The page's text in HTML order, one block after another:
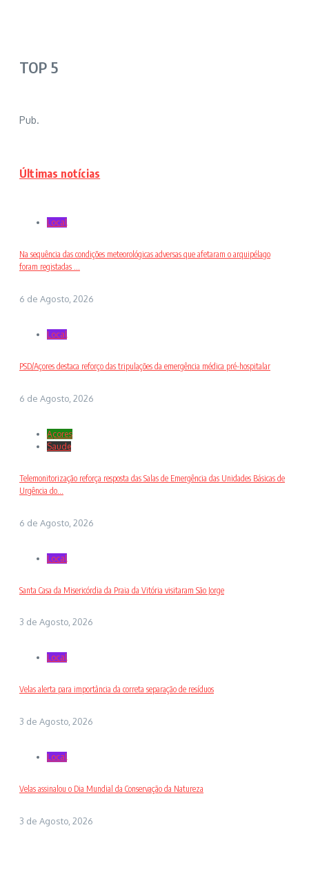
TOP 5
Pub.
Últimas notícias
Local
Na sequência das condições meteorológicas adversas que afetaram o arquipélago
foram registadas ...
6 de Agosto, 2026
Local
PSD/Açores destaca reforço das tripulações da emergência médica pré-hospitalar
6 de Agosto, 2026
Açores
Saude
Telemonitorização reforça resposta das Salas de Emergência das Unidades Básicas de
Urgência do...
6 de Agosto, 2026
Local
Santa Casa da Misericórdia da Praia da Vitória visitaram São Jorge
3 de Agosto, 2026
Local
Velas alerta para importância da correta separação de resíduos
3 de Agosto, 2026
Local
Velas assinalou o Dia Mundial da Conservação da Natureza
3 de Agosto, 2026